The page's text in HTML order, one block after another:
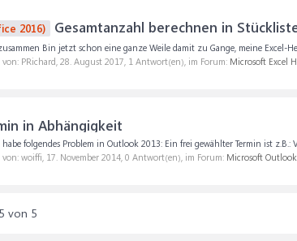
2016) Gesamtanzahl berechnen in
Bin jetzt schon eine ganze Weile damit zu Gange, meine Excel-
von: PRichard, 28. August 2017, 1 Antwort(en), im Forum: Microsoft Excel
in Abhängigkeit
folgendes Problem in Outlook 2013: Ein frei gewählter Termin ist z.B.:
von: woiffi, 17. November 2014, 0 Antwort(en), im Forum: Microsoft
von 5